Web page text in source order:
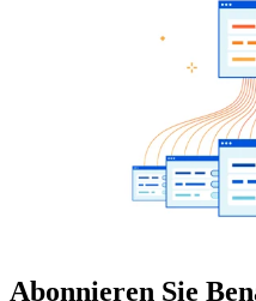
Abonnieren Sie